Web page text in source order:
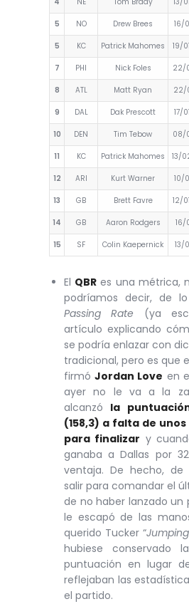
5 NO Drew Brees 16/
5 KC Patrick Mahomes 19/
7 PHI Nick Foles 22/
8 ATL Matt Ryan 22/
9 DAL Dak Prescott 17/
10 DEN Tim Tebow 08/
11 KC Patrick Mahomes 13/
12 ARI Kurt Warner 10/
13 GB Brett Favre 12/
14 GB Aaron Rodgers 16/
15 SF Colin Kaepernick 13/
El QBR es una métrica,
podríamos decir, de
Passing Rate (ya
artículo explicando
se podría enlazar con
tradicional, pero es que
firmó Jordan Love en
ayer no le va a la
alcanzó la
(158,3) a falta de
para finalizar y
ganaba a Dallas por
ventaja. De hecho,
salir para comandar el
de no haber lanzado un
le escapó de las
querido Tucker “
hubiese conservado
puntuación en lugar
reflejaban las
el partido.